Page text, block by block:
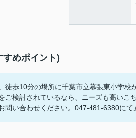
めポイント)
徒歩10分の場所に千葉市立幕張東小学校
ご検討されているなら、ニーズも高いこ
い合わせください。047-481-6380にて